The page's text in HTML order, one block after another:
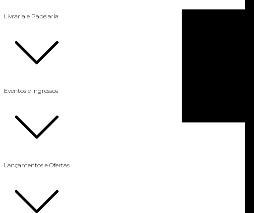
Livraria e Papelaria
Eventos e Ingressos
Lançamentos e Ofertas